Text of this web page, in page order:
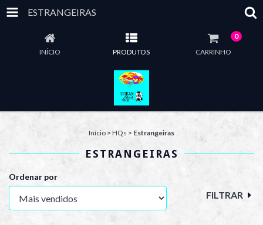
ESTRANGEIRAS
INÍCIO PRODUTOS CARRINHO
0
Início > HQs > Estrangeiras
ESTRANGEIRAS
Ordenar por
FILTRAR